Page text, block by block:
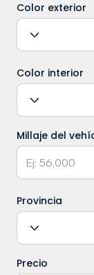
Color exterior
Color interior
Millaje del
Provincia
Precio